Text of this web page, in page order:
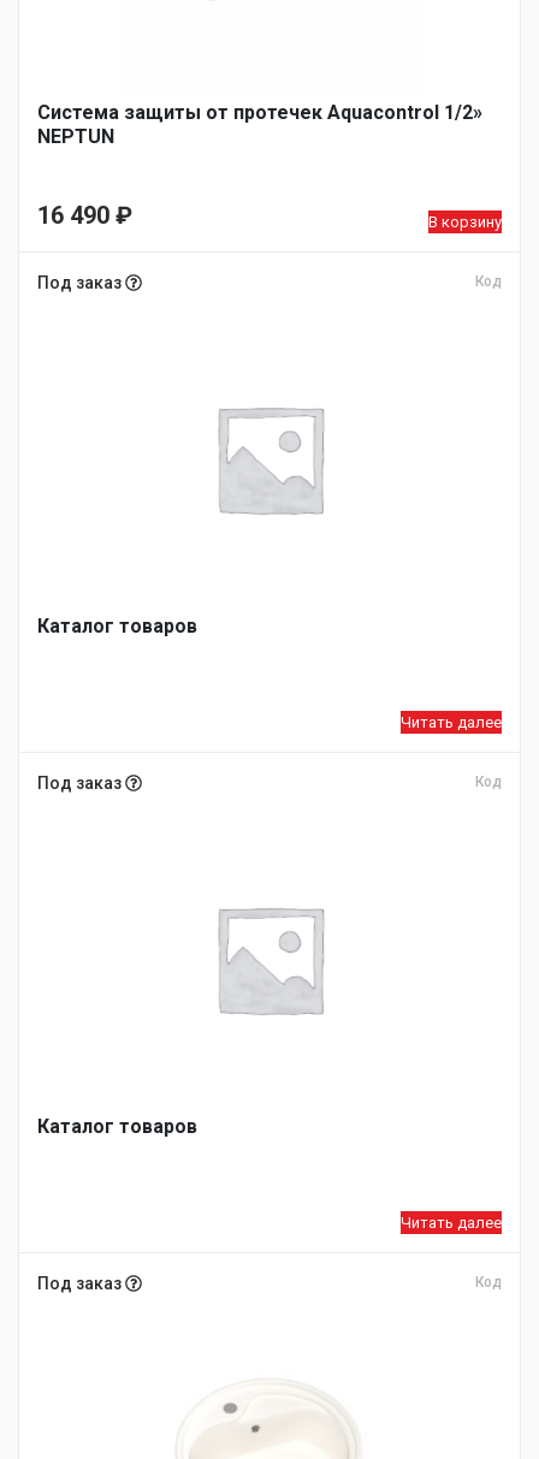
Система защиты от протечек Aquacontrol 1/2»
NEPTUN
16 490 ₽ В корзину
Под заказ Код
Каталог товаров
Читать далее
Под заказ Код
Каталог товаров
Читать далее
Под заказ Код